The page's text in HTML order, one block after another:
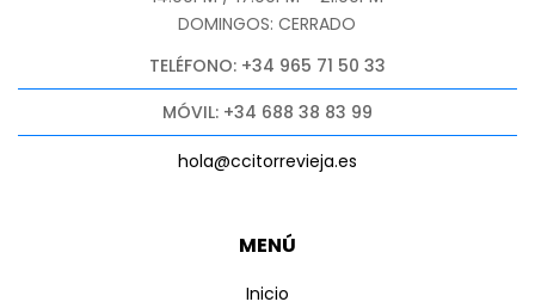
MENÚ
Inicio
DOMINGOS: CERRADO
TELÉFONO: +34 965 71 50 33
MÓVIL: +34 688 38 83 99
hola@ccitorrevieja.es